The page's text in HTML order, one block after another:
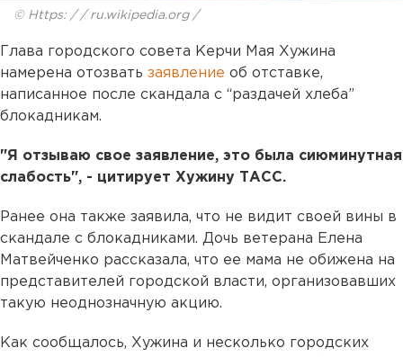
© Https: / / ru.wikipedia.org /
Глава городского совета Керчи Мая Хужина
намерена отозвать заявление об отставке,
написанное после скандала с “раздачей хлеба”
блокадникам.
"Я отзываю свое заявление, это была сиюминутная
слабость", - цитирует Хужину ТАСС.
Ранее она также заявила, что не видит своей вины в
скандале с блокадниками. Дочь ветерана Елена
Матвейченко рассказала, что ее мама не обижена на
представителей городской власти, организовавших
такую неоднозначную акцию.
Как сообщалось, Хужина и несколько городских